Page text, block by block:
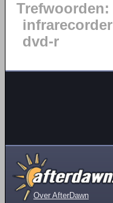
Trefwoorden:
infrarecorder
dvd-r
Over AfterDawn